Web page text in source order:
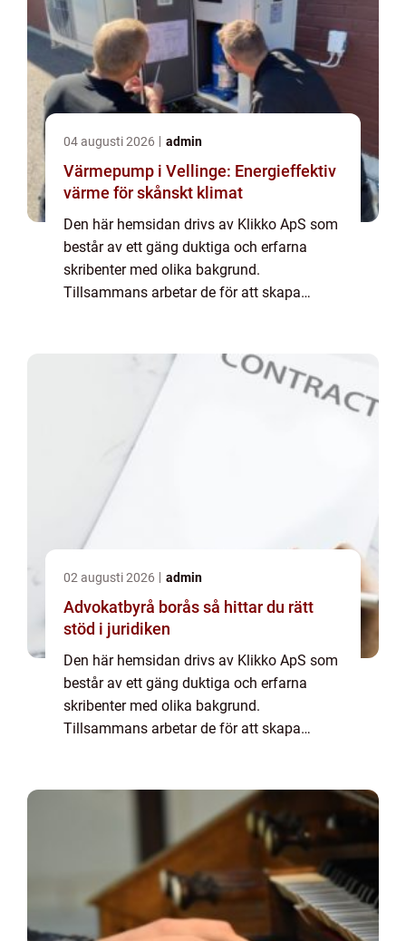
04 augusti 2026 admin
Värmepump i Vellinge: Energieffektiv
värme för skånskt klimat
Den här hemsidan drivs av Klikko ApS som
består av ett gäng duktiga och erfarna
skribenter med olika bakgrund.
Tillsammans arbetar de för att skapa
02 augusti 2026 admin
Advokatbyrå borås så hittar du rätt
stöd i juridiken
Den här hemsidan drivs av Klikko ApS som
består av ett gäng duktiga och erfarna
skribenter med olika bakgrund.
Tillsammans arbetar de för att skapa